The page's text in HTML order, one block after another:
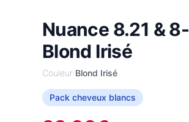
Nuance 8.21 & 8-
Blond Irisé
Couleur:Blond Irisé
Pack cheveux blancs